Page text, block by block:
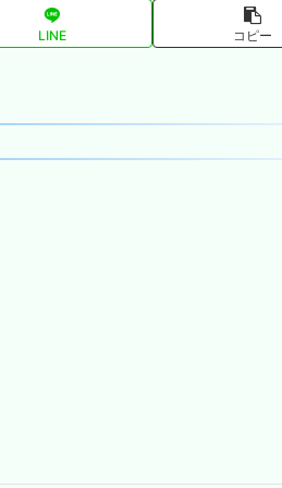
LINE コピー